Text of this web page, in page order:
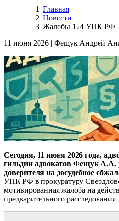
Главная
Новости
Жалобы 124 УПК РФ
11 июня 2026 | Фещук Андрей
Сегодня, 11 июня 2026 года,
гильдии адвокатов Фещук А.А.
доверителя на досудебное
УПК РФ в прокуратуру
мотивированная жалоба на
предварительного расследования.